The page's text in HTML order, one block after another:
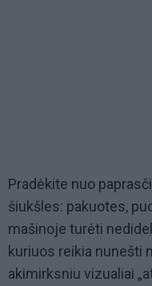
Pradėkite nuo
šiukšles: pakuotes,
mašinoje turėti
kuriuos reikia nunešti
akimirksniu vizualiai